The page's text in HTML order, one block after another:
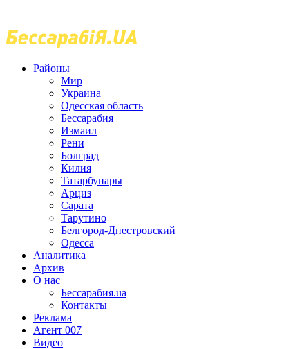
Районы
Мир
Украина
Одесская область
Бессарабия
Измаил
Рени
Болград
Килия
Татарбунары
Арциз
Сарата
Тарутино
Белгород-Днестровский
Одесса
Аналитика
Архив
О нас
Бессарабия.ua
Контакты
Реклама
Агент 007
Видео